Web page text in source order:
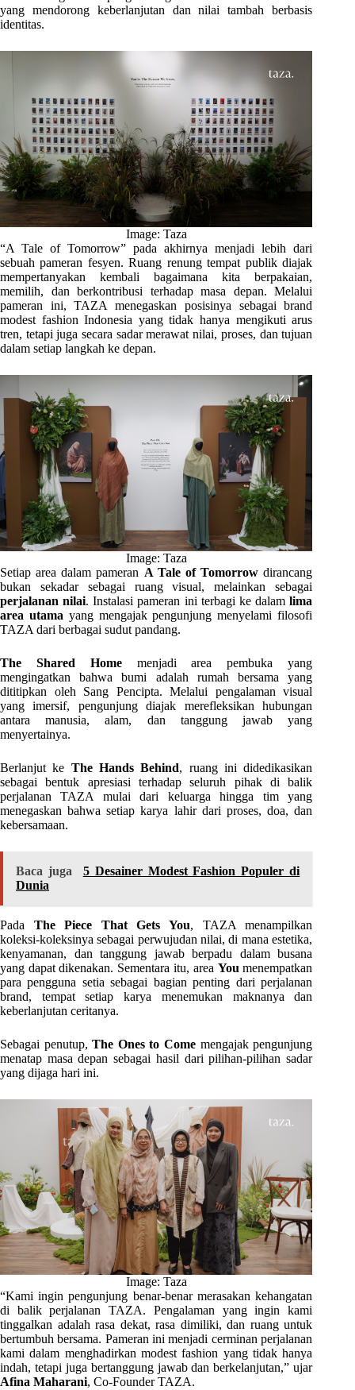
yang mendorong keberlanjutan dan nilai tambah berbasis
identitas.
Image: Taza
“A Tale of Tomorrow” pada akhirnya menjadi lebih dari
sebuah pameran fesyen. Ruang renung tempat publik diajak
mempertanyakan kembali bagaimana kita berpakaian,
memilih, dan berkontribusi terhadap masa depan. Melalui
pameran ini, TAZA menegaskan posisinya sebagai brand
modest fashion Indonesia yang tidak hanya mengikuti arus
tren, tetapi juga secara sadar merawat nilai, proses, dan tujuan
dalam setiap langkah ke depan.
Image: Taza
Setiap area dalam pameran A Tale of Tomorrow dirancang
bukan sekadar sebagai ruang visual, melainkan sebagai
perjalanan nilai. Instalasi pameran ini terbagi ke dalamlima
area utama yang mengajak pengunjung menyelami filosofi
TAZA dari berbagai sudut pandang.
The Shared Homemenjadi area pembuka yang
mengingatkan bahwa bumi adalah rumah bersama yang
dititipkan oleh Sang Pencipta. Melalui pengalaman visual
yang imersif, pengunjung diajak merefleksikan hubungan
antara manusia, alam, dan tanggung jawab yang
menyertainya.
Berlanjut ke The Hands Behind, ruang ini didedikasikan
sebagai bentuk apresiasi terhadap seluruh pihak di balik
perjalanan TAZA mulai dari keluarga hingga tim yang
menegaskan bahwa setiap karya lahir dari proses, doa, dan
kebersamaan.
Baca juga
5 Desainer Modest Fashion Populer di
Dunia
Pada The Piece That Gets You, TAZA menampilkan
koleksi-koleksinya sebagai perwujudan nilai, di mana estetika,
kenyamanan, dan tanggung jawab berpadu dalam busana
yang dapat dikenakan. Sementara itu, area You menempatkan
para pengguna setia sebagai bagian penting dari perjalanan
brand, tempat setiap karya menemukan maknanya dan
keberlanjutan ceritanya.
Sebagai penutup,The Ones to Come mengajak pengunjung
menatap masa depan sebagai hasil dari pilihan-pilihan sadar
yang dijaga hari ini.
Image: Taza
“Kami ingin pengunjung benar-benar merasakan kehangatan
di balik perjalanan TAZA. Pengalaman yang ingin kami
tinggalkan adalah rasa dekat, rasa dimiliki, dan ruang untuk
bertumbuh bersama. Pameran ini menjadi cerminan perjalanan
kami dalam menghadirkan modest fashion yang tidak hanya
indah, tetapi juga bertanggung jawab dan berkelanjutan,” ujar
Afina Maharani, Co-Founder TAZA.